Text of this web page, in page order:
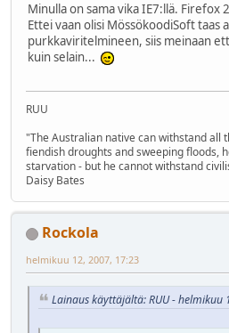
Minulla on sama vika IE7:llä. Firefox
Ettei vaan olisi MössökoodiSoft taas
purkkaviritelmineen, siis meinaan
kuin selain...
RUU
"The Australian native can withstand all
fiendish droughts and sweeping floods,
starvation - but he cannot withstand
Daisy Bates
Rockola
helmikuu 12, 2007, 17:23
Lainaus käyttäjältä: RUU - helmikuu